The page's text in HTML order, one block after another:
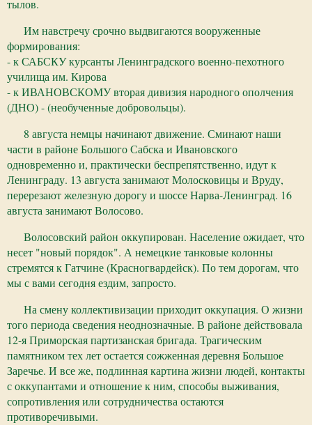
тылов.
Им навстречу срочно выдвигаются вооруженные
формирования:
- к САБСКУ курсанты Ленинградского военно-пехотного
училища им. Кирова
- к ИВАНОВСКОМУ вторая дивизия народного ополчения
(ДНО) - (необученные добровольцы).
8 августа немцы начинают движение. Сминают наши
части в районе Большого Сабска и Ивановского
одновременно и, практически беспрепятственно, идут к
Ленинграду. 13 августа занимают Молосковицы и Вруду,
перерезают железную дорогу и шоссе Нарва-Ленинград. 16
августа занимают Волосово.
Волосовский район оккупирован. Население ожидает, что
несет "новый порядок". А немецкие танковые колонны
стремятся к Гатчине (Красногвардейск). По тем дорогам, что
мы с вами сегодня ездим, запросто.
На смену коллективизации приходит оккупация. О жизни
того периода сведения неоднозначные. В районе действовала
12-я Приморская партизанская бригада. Трагическим
памятником тех лет остается сожженная деревня Большое
Заречье. И все же, подлинная картина жизни людей, контакты
с оккупантами и отношение к ним, способы выживания,
сопротивления или сотрудничества остаются
противоречивыми.